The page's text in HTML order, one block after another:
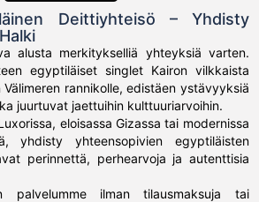
Deittiyhteisö – Yhdisty
alusta merkitykselliä yhteyksiä varten.
egyptiläiset singlet Kairon vilkkaista
rannikolle, edistäen ystävyyksiä
juurtuvat jaettuihin kulttuuriarvoihin.
eloisassa Gizassa tai modernissa
yhdisty yhteensopivien egyptiläisten
perinnettä, perhearvoja ja autenttisia
palvelumme ilman tilausmaksuja tai